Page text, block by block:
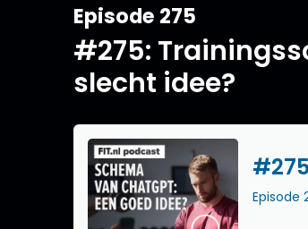
Episode 275
#275:
slecht idee?